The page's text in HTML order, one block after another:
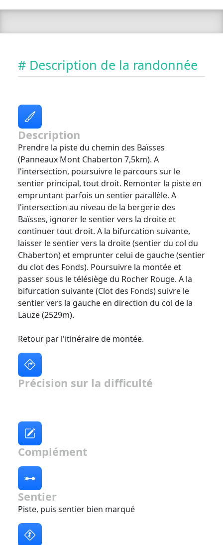
# Description de la randonnée
Description
Prendre la piste du chemin des Baïsses
(Panneaux Mont Chaberton 7,5km). A
l'intersection, poursuivre le parcours sur le
sentier principal, tout droit. Remonter la piste en
empruntant parfois un sentier parallèle. A
l'intersection au niveau de la bergerie des
Baïsses, ignorer le sentier vers la droite et
continuer tout droit. A la bifurcation suivante,
laisser le sentier vers la droite (sentier du col du
Chaberton) et emprunter celui de gauche (sentier
du clot des Fonds). Poursuivre la montée et
passer sous le télésiège du Rocher Rouge. A la
bifurcation suivante (Clot des Fonds) suivre le
sentier vers la gauche en direction du col de la
Lauze (2529m).
Retour par l'itinéraire de montée.
Précision sur la difficulté
Complément
Sentier
Piste, puis sentier bien marqué